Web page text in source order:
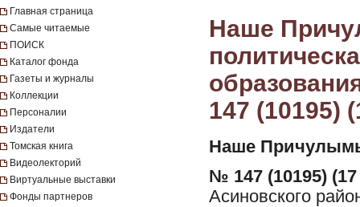
Главная страница
Самые читаемые
ПОИСК
Каталог фонда
Газеты и журналы
Коллекции
Персоналии
Издатели
Томская книга
Видеолекторий
Виртуальные выставки
Фонды партнеров
Наше
147 (10195)
Наше
№ 147 (10195)
Асиновского